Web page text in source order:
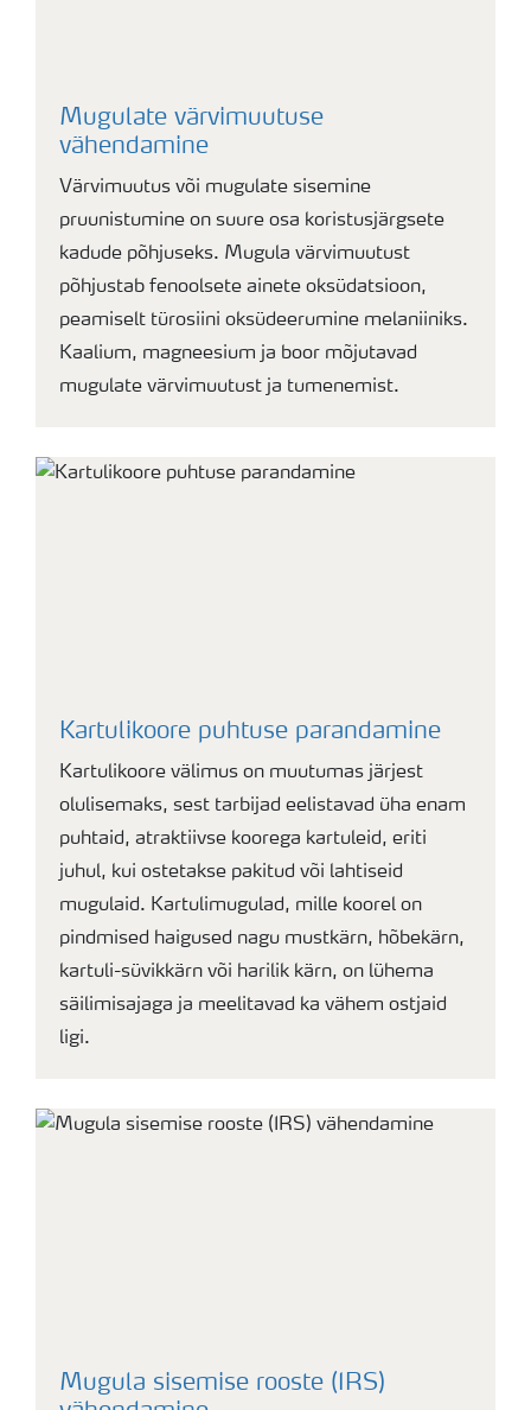
Mugulate värvimuutuse
vähendamine
Värvimuutus või mugulate sisemine
pruunistumine on suure osa koristusjärgsete
kadude põhjuseks. Mugula värvimuutust
põhjustab fenoolsete ainete oksüdatsioon,
peamiselt türosiini oksüdeerumine melaniiniks.
Kaalium, magneesium ja boor mõjutavad
mugulate värvimuutust ja tumenemist.
Kartulikoore puhtuse parandamine
Kartulikoore välimus on muutumas järjest
olulisemaks, sest tarbijad eelistavad üha enam
puhtaid, atraktiivse koorega kartuleid, eriti
juhul, kui ostetakse pakitud või lahtiseid
mugulaid. Kartulimugulad, mille koorel on
pindmised haigused nagu mustkärn, hõbekärn,
kartuli-süvikkärn või harilik kärn, on lühema
säilimisajaga ja meelitavad ka vähem ostjaid
ligi.
Mugula sisemise rooste (IRS)